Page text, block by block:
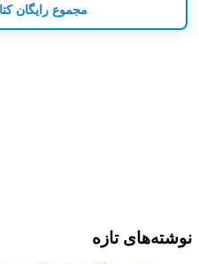
مجموع رایگان
نوشته‌های تازه